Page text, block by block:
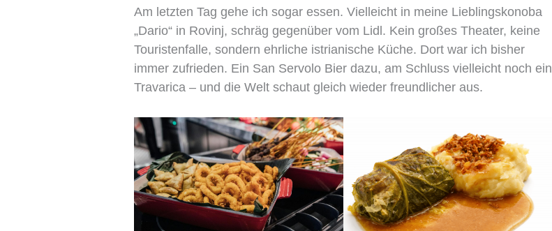
Am letzten Tag gehe ich sogar essen. Vielleicht in meine Lieblingskonoba
„Dario“ in Rovinj, schräg gegenüber vom Lidl. Kein großes Theater, keine
Touristenfalle, sondern ehrliche istrianische Küche. Dort war ich bisher
immer zufrieden. Ein San Servolo Bier dazu, am Schluss vielleicht noch ein
Travarica – und die Welt schaut gleich wieder freundlicher aus.